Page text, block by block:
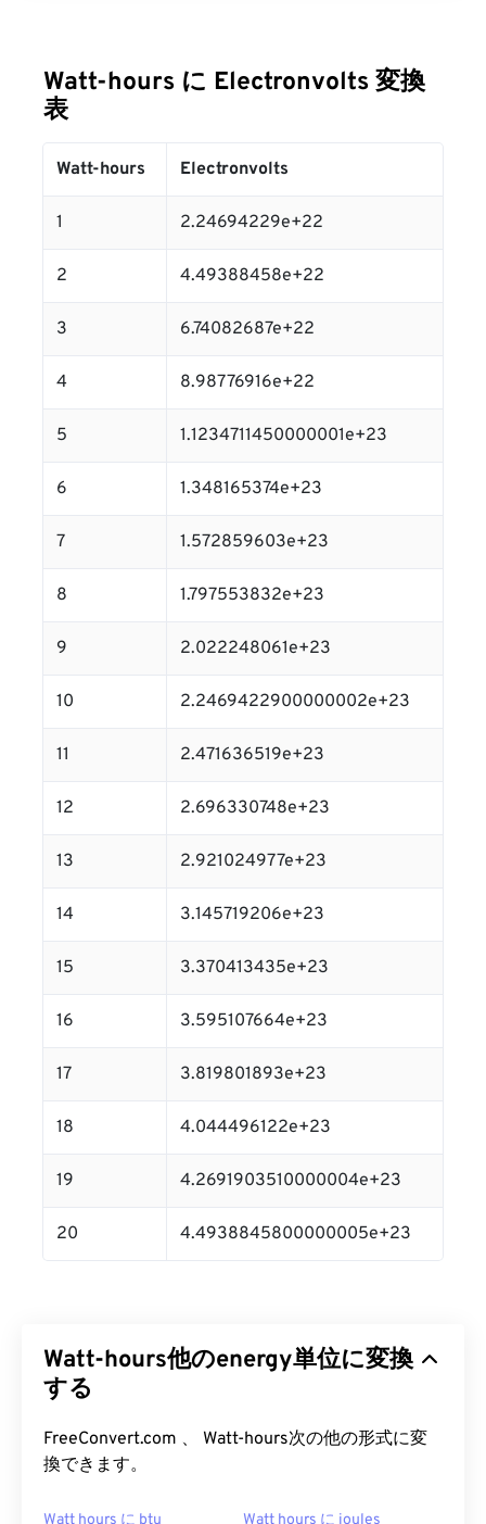
Watt-hours に Electronvolts 変換
表
Watt-hours Electronvolts
1 2.24694229e+22
2 4.49388458e+22
3 6.74082687e+22
4 8.98776916e+22
5 1.1234711450000001e+23
6 1.348165374e+23
7 1.572859603e+23
8 1.797553832e+23
9 2.022248061e+23
10 2.2469422900000002e+23
11 2.471636519e+23
12 2.696330748e+23
13 2.921024977e+23
14 3.145719206e+23
15 3.370413435e+23
16 3.595107664e+23
17 3.819801893e+23
18 4.044496122e+23
19 4.2691903510000004e+23
20 4.4938845800000005e+23
Watt-hours他のenergy単位に変換
する
FreeConvert.com 、 Watt-hours次の他の形式に変
換できます。
Watt hours に btu Watt hours に joules